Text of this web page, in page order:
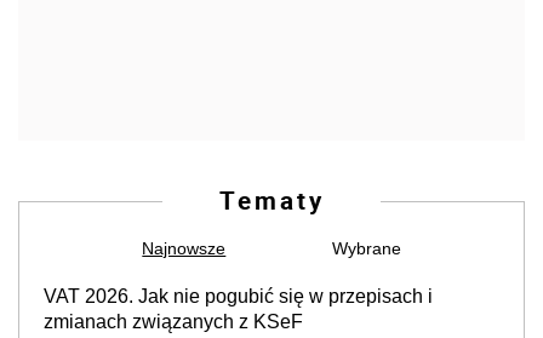
Tematy
Najnowsze Wybrane
VAT 2026. Jak nie pogubić się w przepisach i
zmianach związanych z KSeF